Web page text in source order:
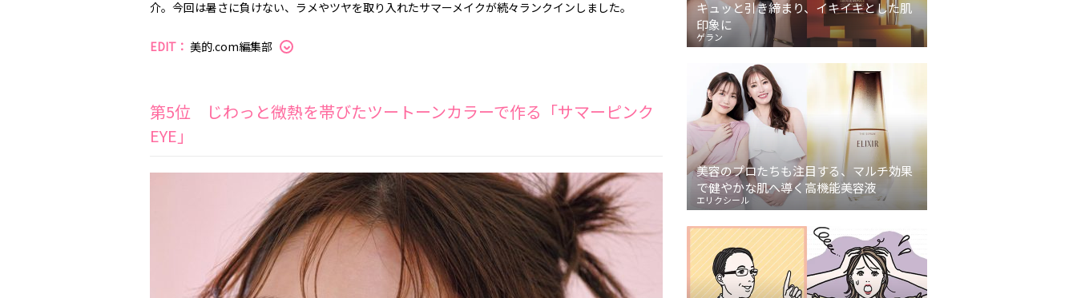
介。今回は暑さに負けない、ラメやツヤを取り入れたサマーメイクが続々ランクインしました。
EDIT： 美的.com編集部
第5位 じわっと微熱を帯びたツートーンカラーで作る「サマーピンク
EYE」
キュッと引き締まり、イキイキとした肌
印象に
ゲラン
美容のプロたちも注目する、マルチ効果
で健やかな肌へ導く高機能美容液
エリクシール